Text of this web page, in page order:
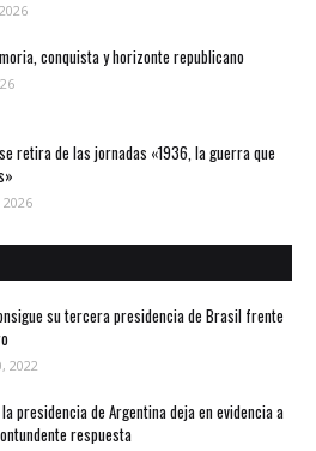
conquista y horizonte republicano
retira de las jornadas «1936, la guerra que
2026
su tercera presidencia de Brasil frente
2022
presidencia de Argentina deja en evidencia a
respuesta